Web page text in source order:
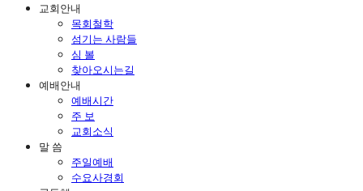
교회안내
목회철학
섬기는 사람들
심 볼
찾아오시는길
예배안내
예배시간
주 보
교회소식
말 씀
주일예배
수요사경회